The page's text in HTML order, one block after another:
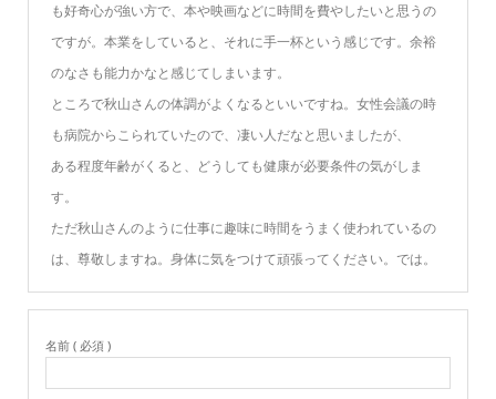
も好奇心が強い方で、本や映画などに時間を費やしたいと思うの
ですが。本業をしていると、それに手一杯という感じです。余裕
のなさも能力かなと感じてしまいます。
ところで秋山さんの体調がよくなるといいですね。女性会議の時
も病院からこられていたので、凄い人だなと思いましたが、
ある程度年齢がくると、どうしても健康が必要条件の気がしま
す。
ただ秋山さんのように仕事に趣味に時間をうまく使われているの
は、尊敬しますね。身体に気をつけて頑張ってください。では。
名前 ( 必須 )